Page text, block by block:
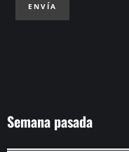
ENVÍA
Semana pasada